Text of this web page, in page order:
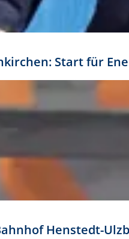
Start für
Henstedt-